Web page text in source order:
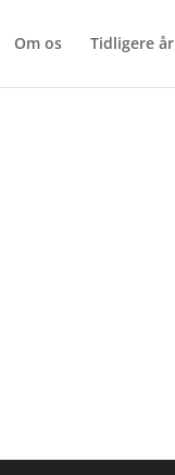
Om os Tidligere år